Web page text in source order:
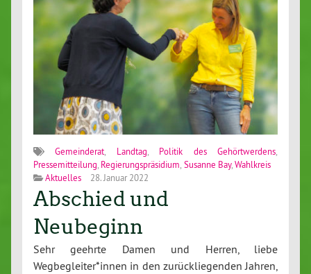
Gemeinderat Landtag Politik des Gehörtwerdens
Pressemitteilung Regierungspräsidium Susanne Bay, Wahlkreis
Aktuelles
28. Januar 2022
Abschied und
Neubeginn
Sehr geehrte Damen und Herren, liebe
Wegbegleiter*innen in den zurückliegenden Jahren,